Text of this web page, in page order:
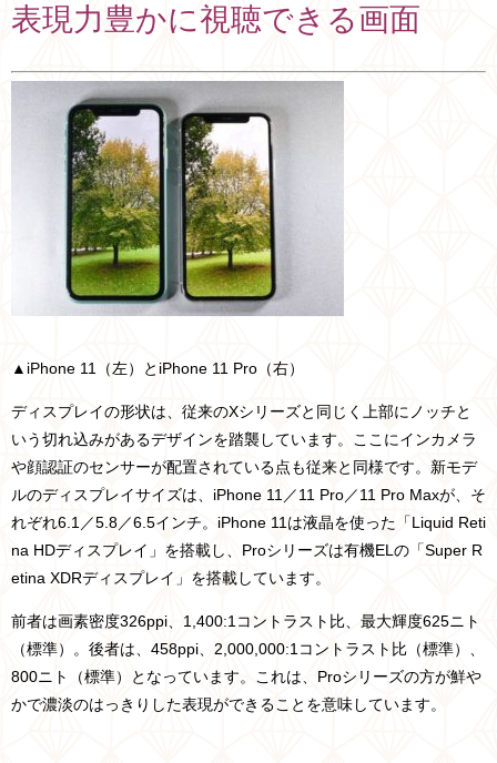
表現力豊かに視聴できる画面
▲iPhone 11（左）とiPhone 11 Pro（右）
ディスプレイの形状は、従来のXシリーズと同じく上部にノッチと
いう切れ込みがあるデザインを踏襲しています。ここにインカメラ
や顔認証のセンサーが配置されている点も従来と同様です。新モデ
ルのディスプレイサイズは、iPhone 11／11 Pro／11 Pro Maxが、そ
れぞれ6.1／5.8／6.5インチ。iPhone 11は液晶を使った「Liquid Reti
na HDディスプレイ」を搭載し、Proシリーズは有機ELの「Super R
etina XDRディスプレイ」を搭載しています。
前者は画素密度326ppi、1,400:1コントラスト比、最大輝度625ニト
（標準）。後者は、458ppi、2,000,000:1コントラスト比（標準）、
800ニト（標準）となっています。これは、Proシリーズの方が鮮や
かで濃淡のはっきりした表現ができることを意味しています。